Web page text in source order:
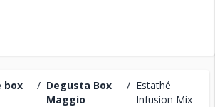
box
/ Degusta Box
Maggio
/ Estathé
Infusion Mix